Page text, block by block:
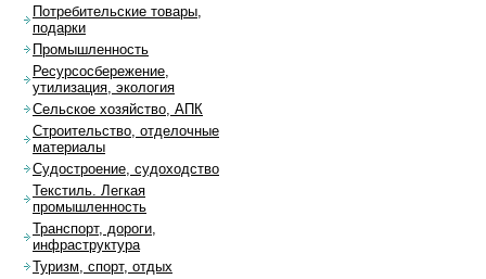
Потребительские товары,
подарки
Промышленность
Ресурсосбережение,
утилизация, экология
Сельское хозяйство, АПК
Строительство, отделочные
материалы
Судостроение, судоходство
Текстиль. Легкая
промышленность
Транспорт, дороги,
инфраструктура
Туризм, спорт, отдых